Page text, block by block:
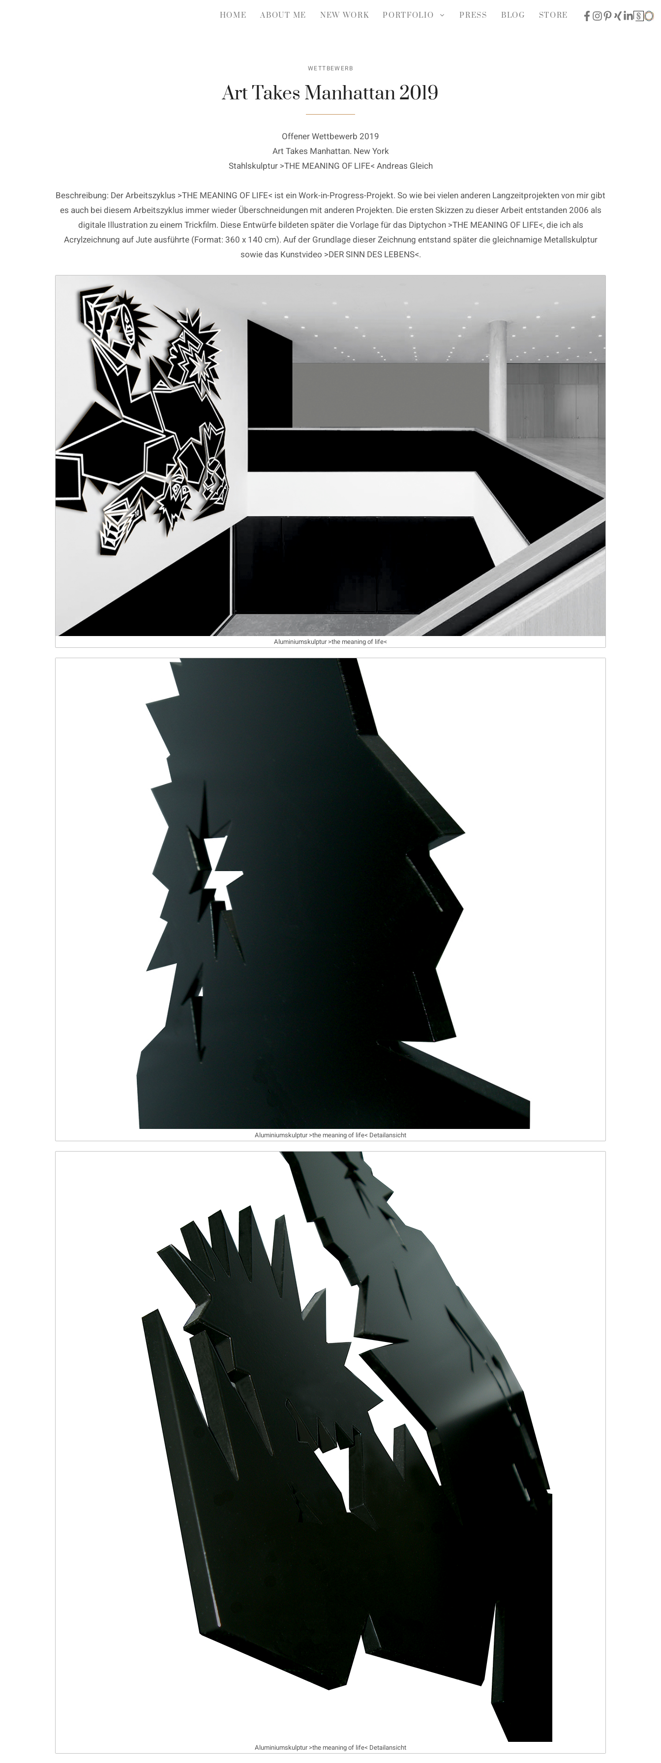
HOME ABOUT ME NEW WORK PORTFOLIO PRESS BLOG STORE
WETTBEWERB
Art Takes Manhattan 2019
Offener Wettbewerb 2019
Art Takes Manhattan. New York
Stahlskulptur >THE MEANING OF LIFE< Andreas Gleich
Beschreibung: Der Arbeitszyklus >THE MEANING OF LIFE< ist ein Work-in-Progress-Projekt. So wie bei vielen anderen Langzeitprojekten von mir gibt
es auch bei diesem Arbeitszyklus immer wieder Überschneidungen mit anderen Projekten. Die ersten Skizzen zu dieser Arbeit entstanden 2006 als
digitale Illustration zu einem Trickfilm. Diese Entwürfe bildeten später die Vorlage für das Diptychon >THE MEANING OF LIFE<, die ich als
Acrylzeichnung auf Jute ausführte (Format: 360 x 140 cm). Auf der Grundlage dieser Zeichnung entstand später die gleichnamige Metallskulptur
sowie das Kunstvideo >DER SINN DES LEBENS<.
Aluminiumskulptur >the meaning of life<
Aluminiumskulptur >the meaning of life< Detailansicht
Aluminiumskulptur >the meaning of life< Detailansicht